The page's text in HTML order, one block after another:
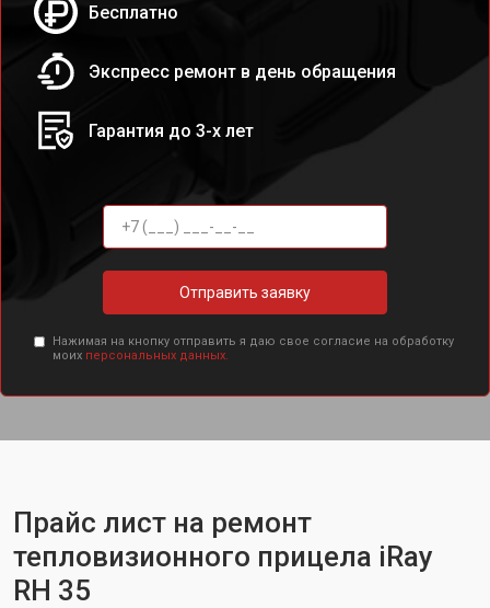
Бесплатно
Экспресс ремонт в день обращения
Гарантия до 3-х лет
Отправить заявку
Нажимая на кнопку отправить я даю свое согласие на обработку
моих персональных данных.
Прайс лист на ремонт
тепловизионного прицела iRay
RH 35